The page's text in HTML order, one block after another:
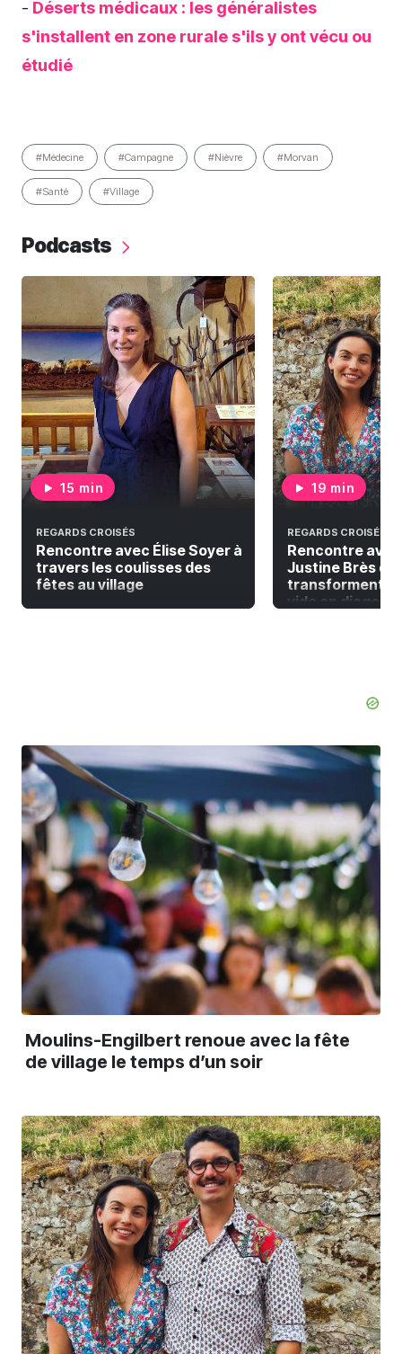
- Déserts médicaux : les généralistes
s'installent en zone rurale s'ils y ont vécu ou
étudié
#Médecine #Campagne #Nièvre #Morvan
#Santé #Village
Podcasts
15 min
REGARDS CROISÉS
Rencontre avec Élise Soyer à
travers les coulisses des
fêtes au village
19 min
REGARDS CROISÉS
Rencontre
Justine Brès qui
transforment la
vide en
Moulins-Engilbert renoue avec la fête
de village le temps d’un soir